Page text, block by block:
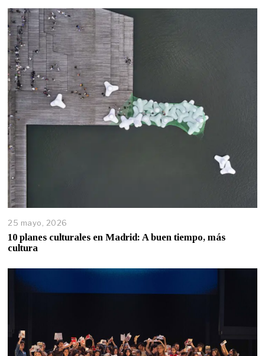
25 mayo, 2026
10 planes culturales en Madrid: A buen tiempo, más
cultura